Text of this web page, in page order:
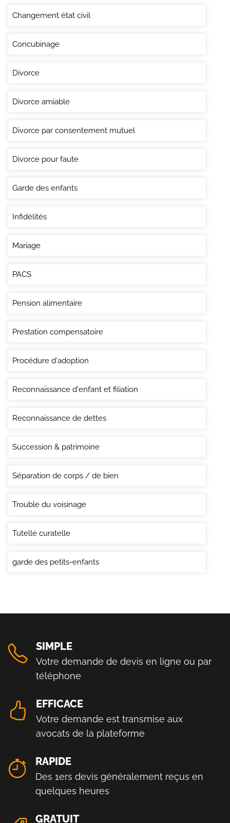
Changement état civil
Concubinage
Divorce
Divorce amiable
Divorce par consentement mutuel
Divorce pour faute
Garde des enfants
Infidélités
Mariage
PACS
Pension alimentaire
Prestation compensatoire
Procédure d'adoption
Reconnaissance d'enfant et filiation
Reconnaissance de dettes
Succession & patrimoine
Séparation de corps / de bien
Trouble du voisinage
Tutelle curatelle
garde des petits-enfants
SIMPLE
Votre demande de devis en ligne ou par
téléphone
EFFICACE
Votre demande est transmise aux
avocats de la plateforme
RAPIDE
Des 1ers devis généralement reçus en
quelques heures
GRATUIT